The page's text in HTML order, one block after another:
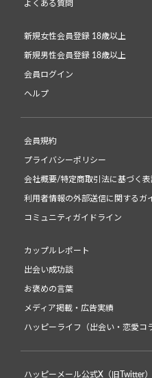
よくある質問
新規女性会員登録 18歳以上
新規男性会員登録 18歳以上
会員ログイン
ヘルプ
会員規約
プライバシーポリシー
会社概要/特定商取引法に基づく表
利用者情報の外部送信に関するガ
コミュニティガイドライン
カップルレポート
出会い成功談
お褒めの言葉
メディア掲載・広告実績
ハッピーライフ（出会い・恋愛コ
ハッピーメール公式X（旧Twitter）